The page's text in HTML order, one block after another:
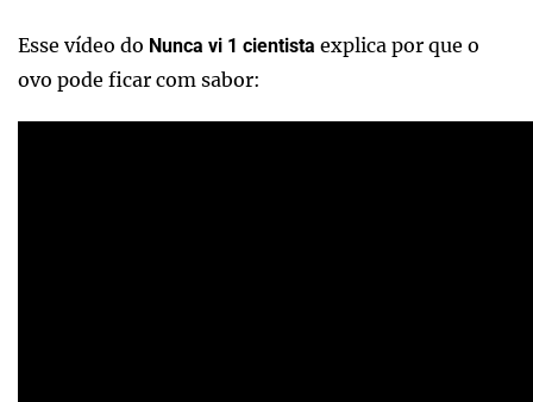
Esse vídeo do Nunca vi 1 cientista explica por que o
ovo pode ficar com sabor: